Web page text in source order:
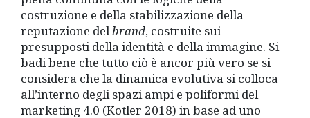
costruzione e della stabilizzazione della
reputazione delbrand, costruite sui
presupposti della identità e della immagine. Si
badi bene che tutto ciò è ancor più vero se si
considera che la dinamica evolutiva si colloca
all’interno degli spazi ampi e poliformi del
marketing 4.0 (Kotler 2018) in base ad uno